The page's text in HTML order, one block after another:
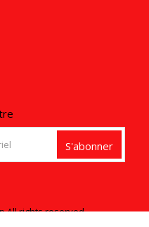
S'abonner
All rights reserved.